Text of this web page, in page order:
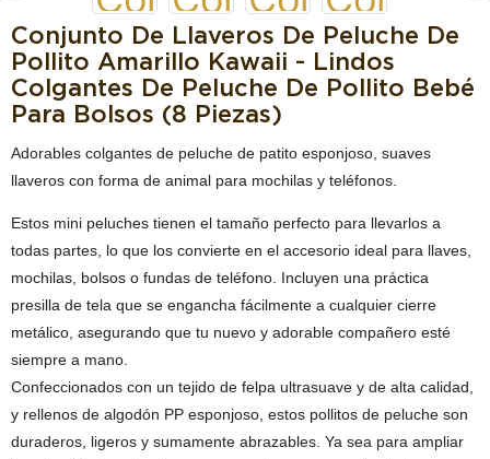
Conjunto De Llaveros De Peluche De
Pollito Amarillo Kawaii - Lindos
Colgantes De Peluche De Pollito Bebé
Para Bolsos (8 Piezas)
Adorables colgantes de peluche de patito esponjoso, suaves
llaveros con forma de animal para mochilas y teléfonos.
Estos mini peluches tienen el tamaño perfecto para llevarlos a
todas partes, lo que los convierte en el accesorio ideal para llaves,
mochilas, bolsos o fundas de teléfono. Incluyen una práctica
presilla de tela que se engancha fácilmente a cualquier cierre
metálico, asegurando que tu nuevo y adorable compañero esté
siempre a mano.
Confeccionados con un tejido de felpa ultrasuave y de alta calidad,
y rellenos de algodón PP esponjoso, estos pollitos de peluche son
duraderos, ligeros y sumamente abrazables. Ya sea para ampliar